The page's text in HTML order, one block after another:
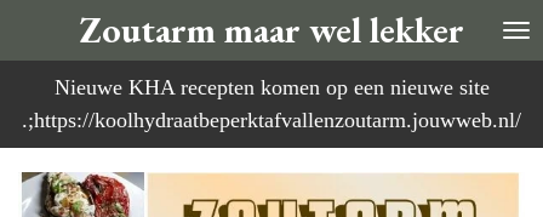
direct
naar
de
Zoutarm maar wel lekker
Nieuwe KHA recepten komen op een nieuwe site
.;https://koolhydraatbeperktafvallenzoutarm.jouwweb.nl/